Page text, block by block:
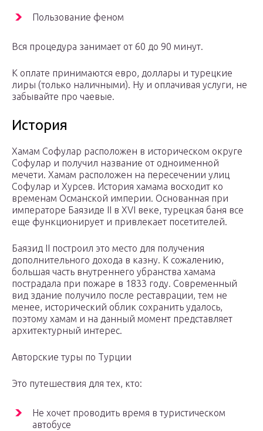
Пользование феном
Вся процедура занимает от 60 до 90 минут.
К оплате принимаются евро, доллары и турецкие
лиры (только наличными). Ну и оплачивая услуги, не
забывайте про чаевые.
История
Хамам Софулар расположен в историческом округе
Софулар и получил название от одноименной
мечети. Хамам расположен на пересечении улиц
Софулар и Хурсев. История хамама восходит ко
временам Османской империи. Основанная при
императоре Баязиде II в XVI веке, турецкая баня все
еще функционирует и привлекает посетителей.
Баязид II построил это место для получения
дополнительного дохода в казну. К сожалению,
большая часть внутреннего убранства хамама
пострадала при пожаре в 1833 году. Современный
вид здание получило после реставрации, тем не
менее, исторический облик сохранить удалось,
поэтому хамам и на данный момент представляет
архитектурный интерес.
Авторские туры по Турции
Это путешествия для тех, кто:
Не хочет проводить время в туристическом
автобусе